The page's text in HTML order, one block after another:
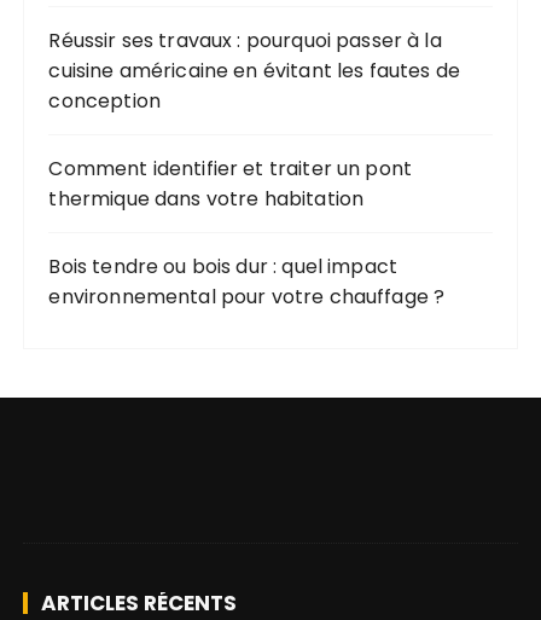
Réussir ses travaux : pourquoi passer à la
cuisine américaine en évitant les fautes de
conception
Comment identifier et traiter un pont
thermique dans votre habitation
Bois tendre ou bois dur : quel impact
environnemental pour votre chauffage ?
ARTICLES RÉCENTS